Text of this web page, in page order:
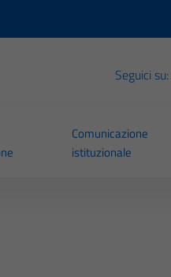
Seguici su:
Comunicazione
istituzionale